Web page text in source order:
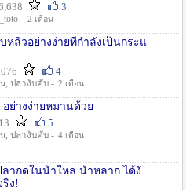
3
- 2 เดือน
บหลิวอย่างง่ายที่กำลังเป็นกระแ
4
, ปลางับคับ - 2 เดือน
อย่างง่ายหมานด้วย
5
, ปลางับคับ - 4 เดือน
ลากดในน้ำใหล น้ำหลาก ได้งั
ง!